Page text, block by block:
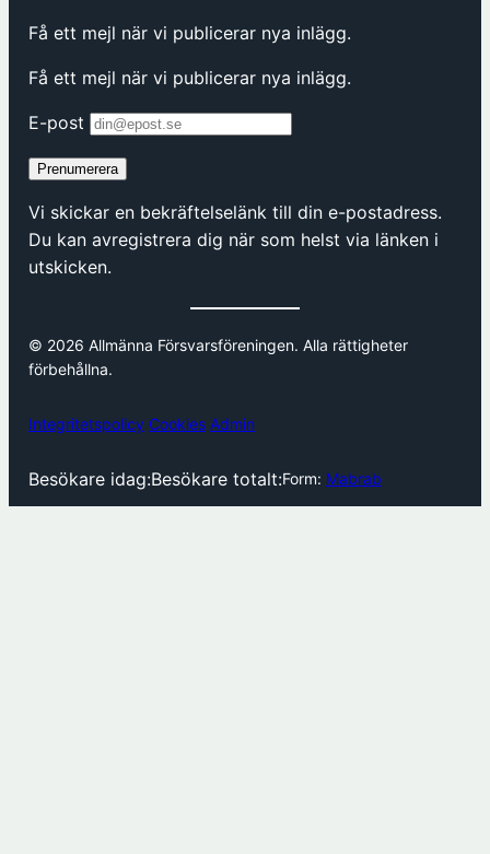
Få ett mejl när vi publicerar nya inlägg.
Få ett mejl när vi publicerar nya inlägg.
E-post
Prenumerera
Vi skickar en bekräftelselänk till din e-postadress.
Du kan avregistrera dig när som helst via länken i
utskicken.
© 2026 Allmänna Försvarsföreningen. Alla rättigheter
förbehållna.
Integritetspolicy Cookies Admin
Besökare idag:Besökare totalt:Form: Mabrab